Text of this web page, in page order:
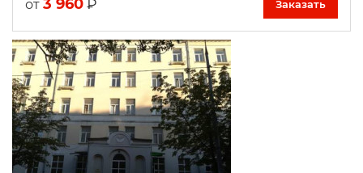
от 3 960 ₽ Заказать